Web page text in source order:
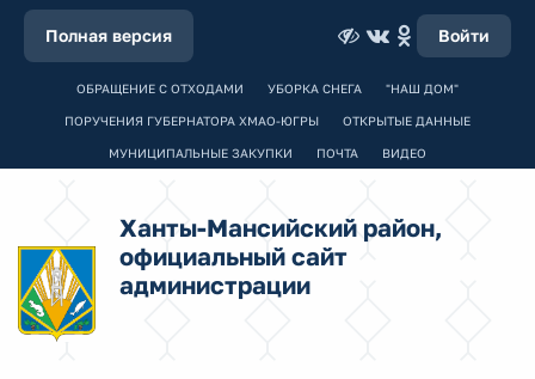
Полная версия Войти
ОБРАЩЕНИЕ С ОТХОДАМИ УБОРКА СНЕГА "НАШ ДОМ"
ПОРУЧЕНИЯ ГУБЕРНАТОРА ХМАО-ЮГРЫ ОТКРЫТЫЕ ДАННЫЕ
МУНИЦИПАЛЬНЫЕ ЗАКУПКИ ПОЧТА ВИДЕО
Ханты-Мансийский район,
официальный сайт
администрации